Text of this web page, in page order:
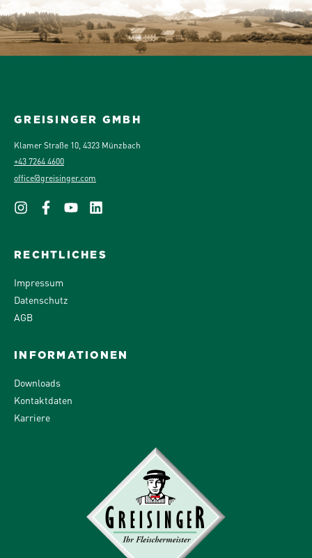
GREISINGER GMBH
Klamer Straße 10, 4323 Münzbach
+43 7264 4600
office@greisinger.com
RECHTLICHES
Impressum
Datenschutz
AGB
INFORMATIONEN
Downloads
Kontaktdaten
Karriere